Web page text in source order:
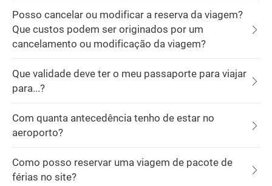
Posso cancelar ou modificar a reserva da viagem?
Que custos podem ser originados por um
cancelamento ou modificação da viagem?
Que validade deve ter o meu passaporte para viajar
para...?
Com quanta antecedência tenho de estar no
aeroporto?
Como posso reservar uma viagem de pacote de
férias no site?